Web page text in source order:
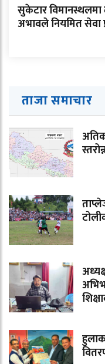
सुकेटार विमानस्थलमा
अभावले नियमित सेवा
ताजा समाचार